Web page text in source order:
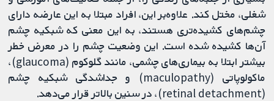
شغلی، مختل کند. علاوه‌بر این، افراد مبتلا به این عارضه دارای
چشم‌های کشیده‌تری هستند، به این معنی که شبکیه چشم
آن‌ها کشیده شده است. این وضعیت چشم را در معرض خطر
بیشتر ابتلا به بیماری‌های چشمی، مانند گلوکوم (glaucoma)،
ماکولوپاتی (maculopathy) و جداشدگی شبکیه چشم
(retinal detachment)، در سنین بالاتر قرار می‌دهد.